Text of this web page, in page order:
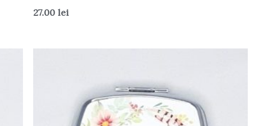
27.00lei